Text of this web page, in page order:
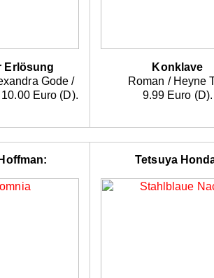
Erlösung
Gode /
Euro (D).
Konklave
Roman / Heyne
9.99 Euro (D).
Tetsuya